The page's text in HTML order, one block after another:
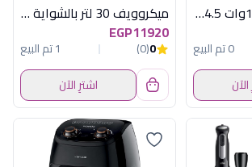
قلاية هوائية1500وات 4.5لتر بلاك اند ديكر
0 تم البيع
ميكروويف 30 لتر بالشواية ديجيتال سيلفر
EGP11920
0
(0)
1 تم البيع
اشترِ الآن